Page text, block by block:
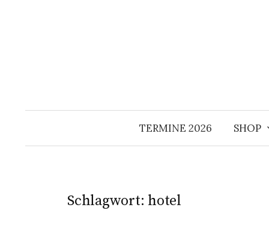
TERMINE 2026 SHOP
Schlagwort: hotel